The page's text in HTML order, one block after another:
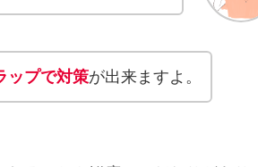
ップで対策が出来ますよ。